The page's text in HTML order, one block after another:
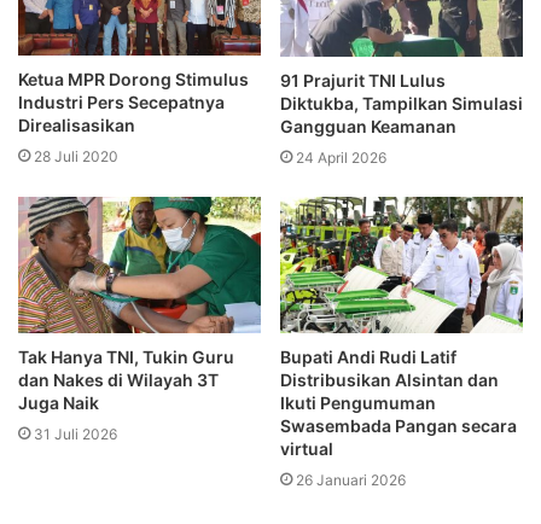
Ketua MPR Dorong Stimulus
Industri Pers Secepatnya
Direalisasikan
28 Juli 2020
91 Prajurit TNI Lulus
Diktukba, Tampilkan Simulasi
Gangguan Keamanan
24 April 2026
Tak Hanya TNI, Tukin Guru
dan Nakes di Wilayah 3T
Juga Naik
31 Juli 2026
Bupati Andi Rudi Latif
Distribusikan Alsintan dan
Ikuti Pengumuman
Swasembada Pangan secara
virtual
26 Januari 2026